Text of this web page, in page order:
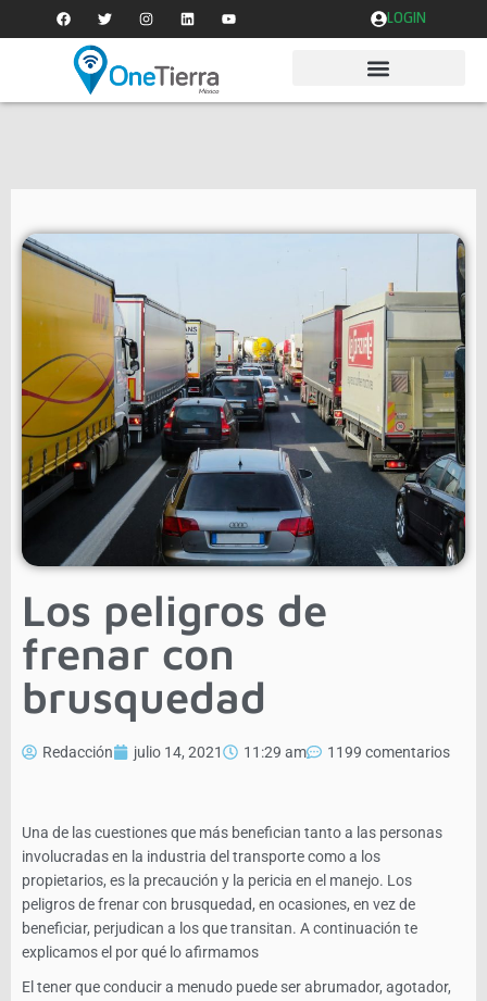
LOGIN
Los peligros de
frenar con
brusquedad
Redacción julio 14, 2021 11:29 am 1199 comentarios
Una de las cuestiones que más benefician tanto a las personas
involucradas en la industria del transporte como a los
propietarios, es la precaución y la pericia en el manejo. Los
peligros de frenar con brusquedad, en ocasiones, en vez de
beneficiar, perjudican a los que transitan. A continuación te
explicamos el por qué lo afirmamos
El tener que conducir a menudo puede ser abrumador, agotador,